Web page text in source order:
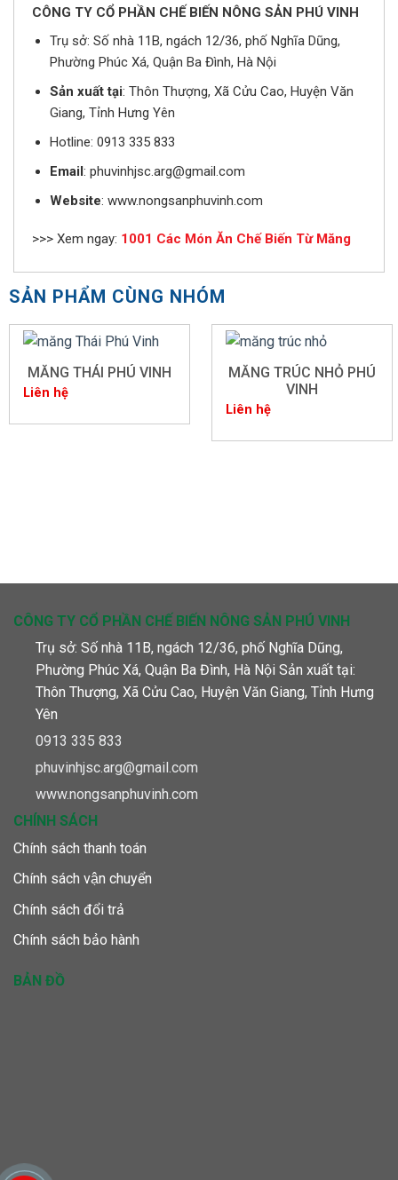
CÔNG TY CỔ PHẦN CHẾ BIẾN NÔNG SẢN PHÚ VINH
Trụ sở: Số nhà 11B, ngách 12/36, phố Nghĩa Dũng,
Phường Phúc Xá, Quận Ba Đình, Hà Nội
Sản xuất tại: Thôn Thượng, Xã Cửu Cao, Huyện Văn
Giang, Tỉnh Hưng Yên
Hotline: 0913 335 833
Email: phuvinhjsc.arg@gmail.com
Website: www.nongsanphuvinh.com
>>> Xem ngay: 1001 Các Món Ăn Chế Biến Từ Măng
SẢN PHẨM CÙNG NHÓM
MĂNG THÁI PHÚ VINH
Liên hệ
MĂNG TRÚC NHỎ PHÚ
VINH
Liên hệ
CÔNG TY CỔ PHẦN CHẾ BIẾN NÔNG SẢN PHÚ VINH
Trụ sở: Số nhà 11B, ngách 12/36, phố Nghĩa Dũng,
Phường Phúc Xá, Quận Ba Đình, Hà Nội Sản xuất tại:
Thôn Thượng, Xã Cửu Cao, Huyện Văn Giang, Tỉnh Hưng
Yên
0913 335 833
phuvinhjsc.arg@gmail.com
www.nongsanphuvinh.com
CHÍNH SÁCH
Chính sách thanh toán
Chính sách vận chuyển
Chính sách đổi trả
Chính sách bảo hành
BẢN ĐỒ